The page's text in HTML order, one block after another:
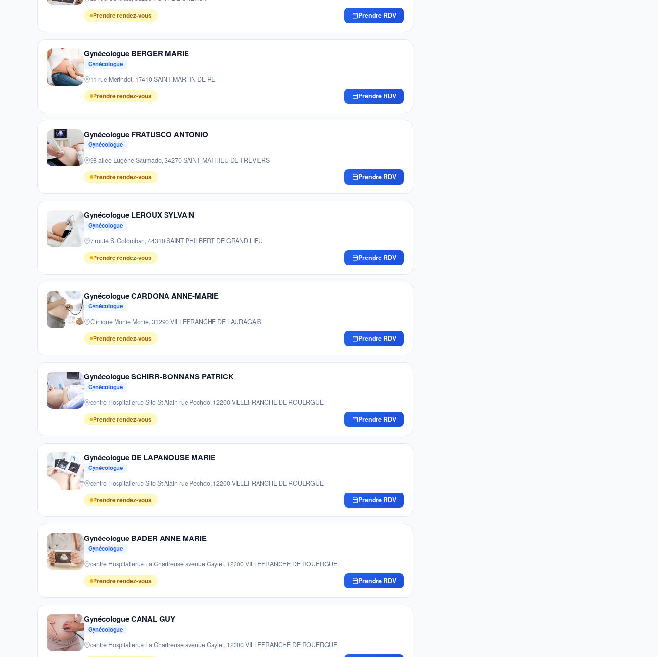
Prendre rendez-vous
Prendre RDV
Gynécologue BERGER MARIE
Gynécologue
11 rue Merindot, 17410 SAINT MARTIN DE RE
Prendre rendez-vous
Prendre RDV
Gynécologue FRATUSCO ANTONIO
Gynécologue
98 allee Eugène Saumade, 34270 SAINT MATHIEU DE TREVIERS
Prendre rendez-vous
Prendre RDV
Gynécologue LEROUX SYLVAIN
Gynécologue
7 route St Colomban, 44310 SAINT PHILBERT DE GRAND LIEU
Prendre rendez-vous
Prendre RDV
Gynécologue CARDONA ANNE-MARIE
Gynécologue
Clinique Monie Monie, 31290 VILLEFRANCHE DE LAURAGAIS
Prendre rendez-vous
Prendre RDV
Gynécologue SCHIRR-BONNANS PATRICK
Gynécologue
centre Hospitalierue Site St Alain rue Pechdo, 12200 VILLEFRANCHE DE ROUERGUE
Prendre rendez-vous
Prendre RDV
Gynécologue DE LAPANOUSE MARIE
Gynécologue
centre Hospitalierue Site St Alain rue Pechdo, 12200 VILLEFRANCHE DE ROUERGUE
Prendre rendez-vous
Prendre RDV
Gynécologue BADER ANNE MARIE
Gynécologue
centre Hospitalierue La Chartreuse avenue Caylet, 12200 VILLEFRANCHE DE ROUERGUE
Prendre rendez-vous
Prendre RDV
Gynécologue CANAL GUY
Gynécologue
centre Hospitalierue La Chartreuse avenue Caylet, 12200 VILLEFRANCHE DE ROUERGUE